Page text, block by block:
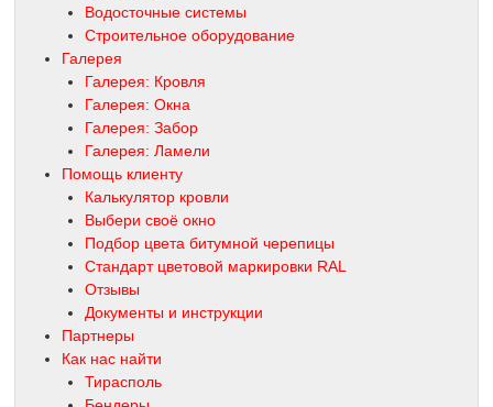
Водосточные системы
Строительное оборудование
Галерея
Галерея: Кровля
Галерея: Окна
Галерея: Забор
Галерея: Ламели
Помощь клиенту
Калькулятор кровли
Выбери своё окно
Подбор цвета битумной черепицы
Стандарт цветовой маркировки RAL
Отзывы
Документы и инструкции
Партнеры
Как нас найти
Тирасполь